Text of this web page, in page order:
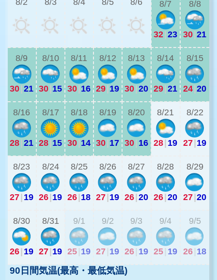
8/2 8/3 8/4 8/5 8/6 8/7
32|23
8/8
30|21
8/9
30|21
8/10
30|15
8/11
30|16
8/12
29|19
8/13
30|20
8/14
29|21
8/15
24|20
8/16
28|21
8/17
28|15
8/18
30|14
8/19
30|17
8/20
30| 16
8/21
28| 19
8/22
27|19
8/23
27| 19
8/24
26|19
8/25
26|18
8/26
27|19
8/27
26|20
8/28
26|20
8/29
27|20
8/30
26| 19
8/31
27|19
9/1
25 19
9/2
27 19
9/3
26 19
9/4
25 19
9/5
26 18
90日間気温(最高・最低気温)